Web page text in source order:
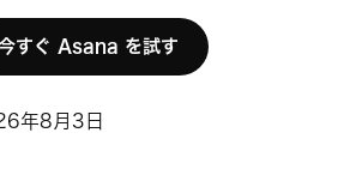
すぐ Asana を試す
年8月3日